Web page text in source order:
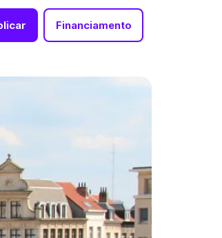
Financiamento